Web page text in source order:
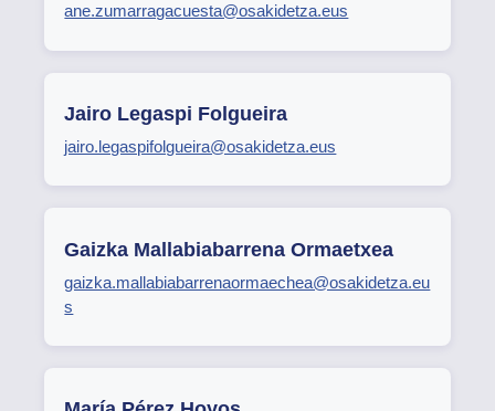
ane.zumarragacuesta@osakidetza.eus
Jairo Legaspi Folgueira
jairo.legaspifolgueira@osakidetza.eus
Gaizka Mallabiabarrena Ormaetxea
gaizka.mallabiabarrenaormaechea@osakidetza.eu
s